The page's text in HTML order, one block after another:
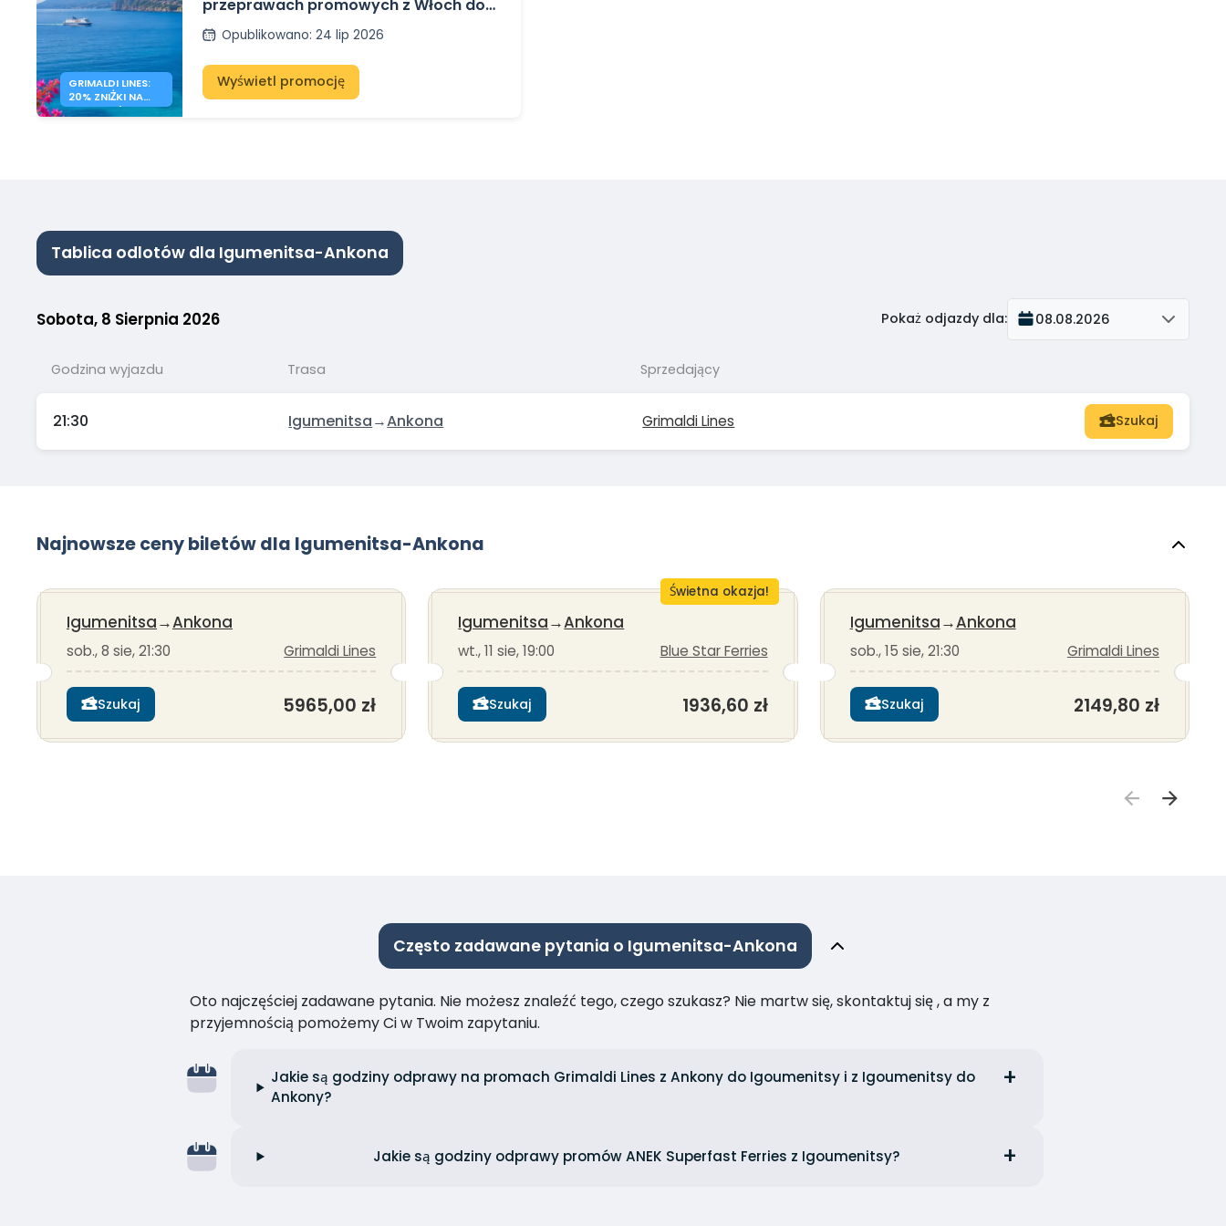
GRIMALDI LINES:
20% ZNIŻKI NA
PROMY WŁOCHY
przeprawach promowych z Włoch do
Grecji z Grimaldi Lines
Opublikowano: 24 lip 2026
Wyświetl promocję
Tablica odlotów dla Igumenitsa-Ankona
Sobota, 8 Sierpnia 2026 Pokaż odjazdy dla: 08.08.2026
Godzina wyjazdu Trasa Sprzedający
21:30 Igumenitsa→Ankona Grimaldi Lines Szukaj
Najnowsze ceny biletów dla Igumenitsa-Ankona
Igumenitsa→Ankona
sob., 8 sie, 21:30 Grimaldi Lines
Szukaj 5965,00 zł
Świetna okazja!
Igumenitsa→Ankona
wt., 11 sie, 19:00 Blue Star Ferries
Szukaj 1936,60 zł
Igumenitsa→Ankona
sob., 15 sie, 21:30 Grimaldi Lines
Szukaj 2149,80 zł
Często zadawane pytania o Igumenitsa-Ankona
Oto najczęściej zadawane pytania. Nie możesz znaleźć tego, czego szukasz? Nie martw się, skontaktuj się , a my z
przyjemnością pomożemy Ci w Twoim zapytaniu.
Jakie są godziny odprawy na promach Grimaldi Lines z Ankony do Igoumenitsy i z Igoumenitsy do
Ankony?
Jakie są godziny odprawy promów ANEK Superfast Ferries z Igoumenitsy?